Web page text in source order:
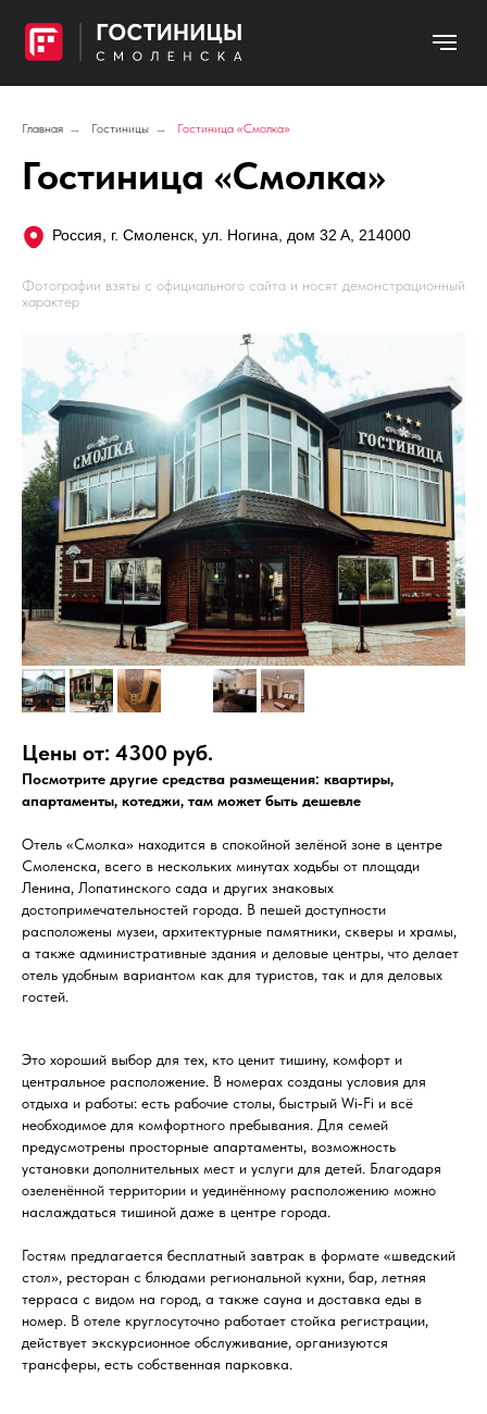
Главная → Гостиницы → Гостиница «Смолка»
Гостиница «Смолка»
Россия, г. Смоленск, ул. Ногина, дом 32 А, 214000
Фотографии взяты с официального сайта и носят демонстрационный
характер
Цены от: 4300 руб.
Посмотрите другие средства размещения: квартиры,
апартаменты, котеджи, там может быть дешевле
Отель «Смолка» находится в спокойной зелёной зоне в центре
Смоленска, всего в нескольких минутах ходьбы от площади
Ленина, Лопатинского сада и других знаковых
достопримечательностей города. В пешей доступности
расположены музеи, архитектурные памятники, скверы и храмы,
а также административные здания и деловые центры, что делает
отель удобным вариантом как для туристов, так и для деловых
гостей.
Это хороший выбор для тех, кто ценит тишину, комфорт и
центральное расположение. В номерах созданы условия для
отдыха и работы: есть рабочие столы, быстрый Wi‑Fi и всё
необходимое для комфортного пребывания. Для семей
предусмотрены просторные апартаменты, возможность
установки дополнительных мест и услуги для детей. Благодаря
озеленённой территории и уединённому расположению можно
наслаждаться тишиной даже в центре города.
Гостям предлагается бесплатный завтрак в формате «шведский
стол», ресторан с блюдами региональной кухни, бар, летняя
терраса с видом на город, а также сауна и доставка еды в
номер. В отеле круглосуточно работает стойка регистрации,
действует экскурсионное обслуживание, организуются
трансферы, есть собственная парковка.